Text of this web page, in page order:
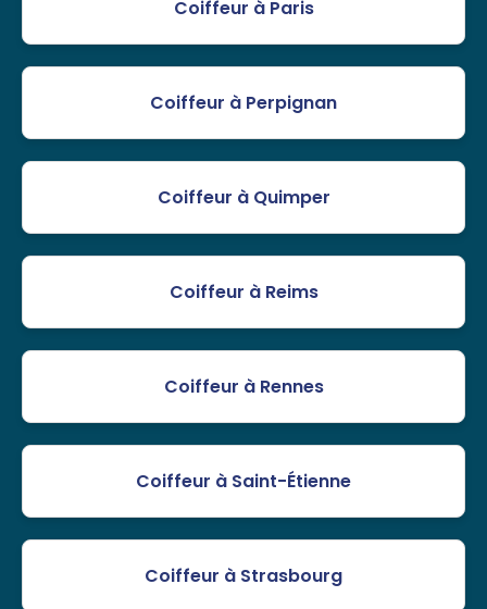
Coiffeur à Paris
Coiffeur à Perpignan
Coiffeur à Quimper
Coiffeur à Reims
Coiffeur à Rennes
Coiffeur à Saint-Étienne
Coiffeur à Strasbourg